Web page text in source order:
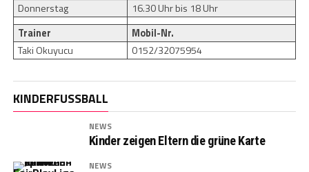
Donnerstag
16.30 Uhr bis 18 Uhr
Trainer
Mobil-Nr.
Taki Okuyucu
0152/32075954
KINDERFUSSBALL
NEWS
Kinder zeigen Eltern die grüne Karte
NEWS